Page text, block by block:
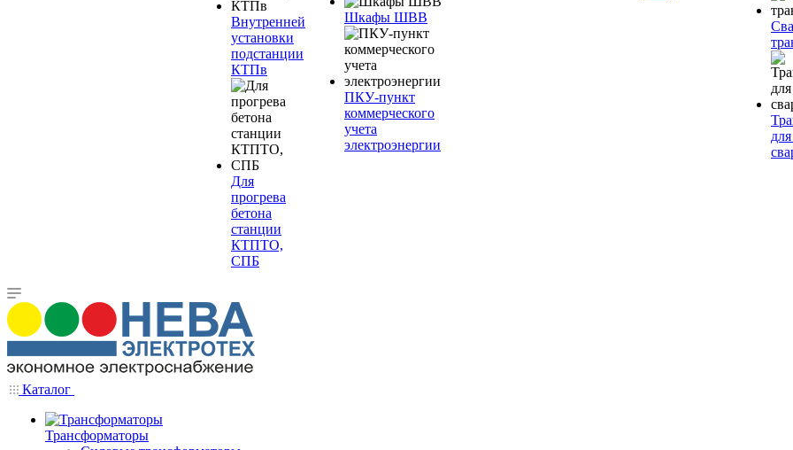
Внутренней
установки
подстанции
КТПв
Для
прогрева
бетона
станции
КТПТО,
СПБ
Шкафы ШВВ
ПКУ-пункт
коммерческого
учета
электроэнергии
Каталог
Трансформаторы